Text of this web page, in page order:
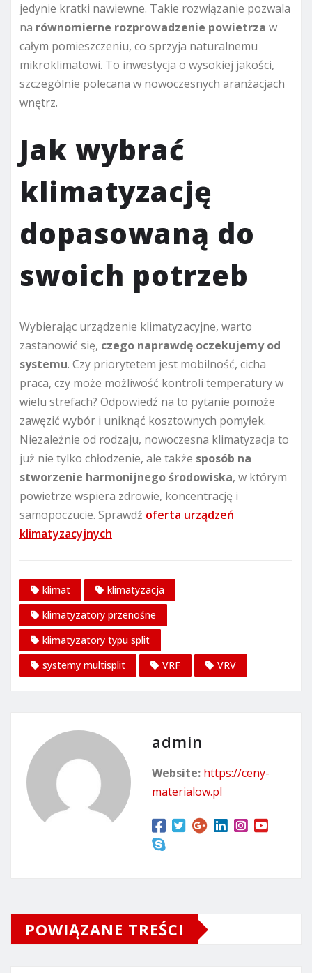
jedynie kratki nawiewne. Takie rozwiązanie pozwala
na równomierne rozprowadzenie powietrza w
całym pomieszczeniu, co sprzyja naturalnemu
mikroklimatowi. To inwestycja o wysokiej jakości,
szczególnie polecana w nowoczesnych aranżacjach
wnętrz.
Jak wybrać
klimatyzację
dopasowaną do
swoich potrzeb
Wybierając urządzenie klimatyzacyjne, warto
zastanowić się, czego naprawdę oczekujemy od
systemu. Czy priorytetem jest mobilność, cicha
praca, czy może możliwość kontroli temperatury w
wielu strefach? Odpowiedź na to pytanie pomoże
zawęzić wybór i uniknąć kosztownych pomyłek.
Niezależnie od rodzaju, nowoczesna klimatyzacja to
już nie tylko chłodzenie, ale także sposób na
stworzenie harmonijnego środowiska, w którym
powietrze wspiera zdrowie, koncentrację i
samopoczucie. Sprawdź oferta urządzeń
klimatyzacyjnych
klimat
klimatyzacja
klimatyzatory przenośne
klimatyzatory typu split
systemy multisplit
VRF VRV
admin
Website: https://ceny-
materialow.pl
POWIĄZANE TREŚCI